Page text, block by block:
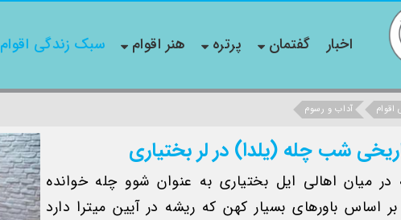
اخبار گفتمان پرتره هنر اقوام سبک زندگی اقوام
آداب و رسوم
شب چله (یلدا) در لر بختیاری
میان اهالی ایل بختیاری به عنوان شوو چله خوانده
اساس باورهای بسیار کهن که ریشه در آیین میترا دارد